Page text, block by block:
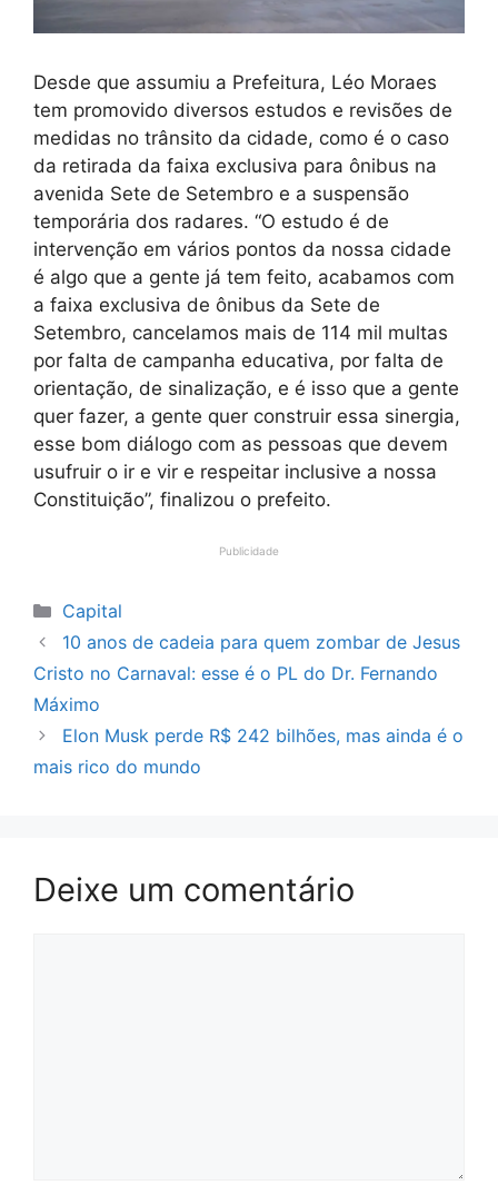
Desde que assumiu a Prefeitura, Léo Moraes
tem promovido diversos estudos e revisões de
medidas no trânsito da cidade, como é o caso
da retirada da faixa exclusiva para ônibus na
avenida Sete de Setembro e a suspensão
temporária dos radares. “O estudo é de
intervenção em vários pontos da nossa cidade
é algo que a gente já tem feito, acabamos com
a faixa exclusiva de ônibus da Sete de
Setembro, cancelamos mais de 114 mil multas
por falta de campanha educativa, por falta de
orientação, de sinalização, e é isso que a gente
quer fazer, a gente quer construir essa sinergia,
esse bom diálogo com as pessoas que devem
usufruir o ir e vir e respeitar inclusive a nossa
Constituição”, finalizou o prefeito.
Publicidade
Categorias
Capital
10 anos de cadeia para quem zombar de Jesus
Cristo no Carnaval: esse é o PL do Dr. Fernando
Máximo
Elon Musk perde R$ 242 bilhões, mas ainda é o
mais rico do mundo
Deixe um comentário